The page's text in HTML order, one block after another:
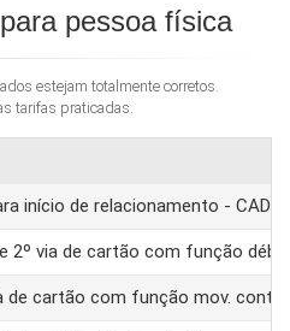
para pessoa física
estejam totalmente corretos.
tarifas praticadas.
início de relacionamento -
2º via de cartão com função
de cartão com função mov. conta